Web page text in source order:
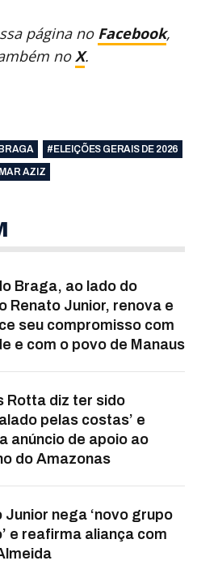
página no Facebook,
noX.
#ELEIÇÕES GERAIS DE 2026
AZIZ
Braga, ao lado do
Renato Junior, renova e
seu compromisso com
e com o povo de Manaus
Rotta diz ter sido
pelas costas’ e
anúncio de apoio ao
do Amazonas
Junior nega ‘novo grupo
e reafirma aliança com